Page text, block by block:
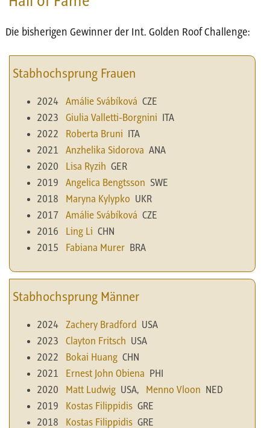
Die bisherigen Gewinner der Int. Golden Roof Challenge:
Stabhochsprung Frauen
2024 Amálie Svábíková CZE
2023
Giulia Valletti-Borgnini
ITA
2022
Roberta Bruni
ITA
2021
Anzhelika Sidorova ANA
2020
Lisa Ryzih GER
2019
Angelica Bengtsson SWE
2018
Maryna Kylypko UKR
2017
Amálie Svábíková CZE
2016
Ling Li CHN
2015
Fabiana Murer BRA
Stabhochsprung Männer
2024 Zachery Bradford
USA
2023
Clayton Fritsch USA
2022
Bokai Huang CHN
2021
Ernest John Obiena
PHI
2020
Matt Ludwig USA, Menno Vloon
NED
2019
Kostas Filippidis GRE
2018
Kostas Filippidis GRE